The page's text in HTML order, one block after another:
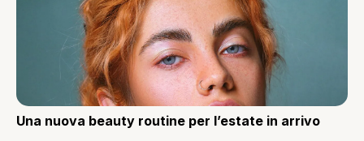
Una nuova beauty routine per l’estate in arrivo